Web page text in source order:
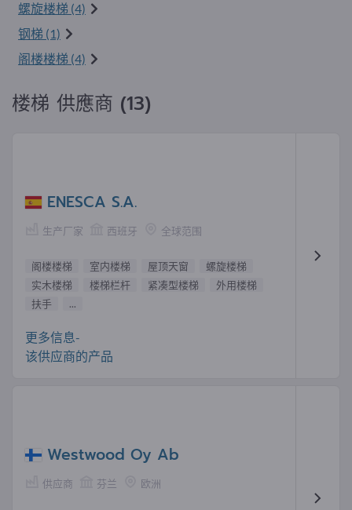
螺旋楼梯 (4)
钢梯 (1)
阁楼楼梯 (4)
楼梯 供應商 (13)
ENESCA S.A.
生产厂家 西班牙 全球范围
阁楼楼梯 室内楼梯 屋顶天窗
螺旋楼梯
实木楼梯
楼梯栏杆 紧凑型楼梯
外用楼梯
扶手
...
更多信息-
该供应商的产品
Westwood Oy Ab
供应商 芬兰 欧洲